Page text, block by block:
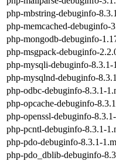
php-mbstring-debuginfo-
php-memcached-debuginfo-
php-mongodb-debuginfo-
php-msgpack-debuginfo-
php-mysqli-debuginfo-8.3.1-
php-mysqlnd-debuginfo-
php-odbc-debuginfo-8.3.1-
php-opcache-debuginfo-
php-openssl-debuginfo-
php-pcntl-debuginfo-8.3.1-
php-pdo-debuginfo-8.3.1-
php-pdo_dblib-debuginfo-